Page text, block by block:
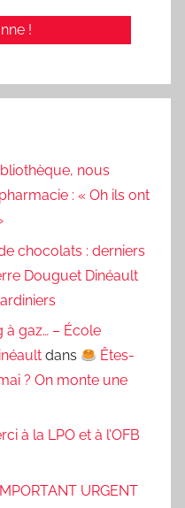
nous
: « Oh ils ont
chocolats : derniers
Douguet Dinéault
gaz… – École
dans
Êtes-
? On monte une
à la LPO et à l’OFB
URGENT